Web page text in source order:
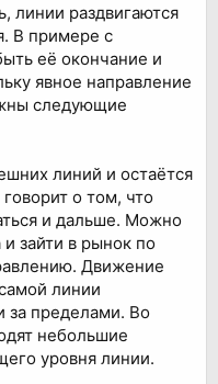
линии раздвигаются
В примере с
её окончание и
явное направление
следующие
линий и остаётся
о том, что
и дальше. Можно
зайти в рынок по
Движение
линии
за пределами. Во
небольшие
уровня линии.